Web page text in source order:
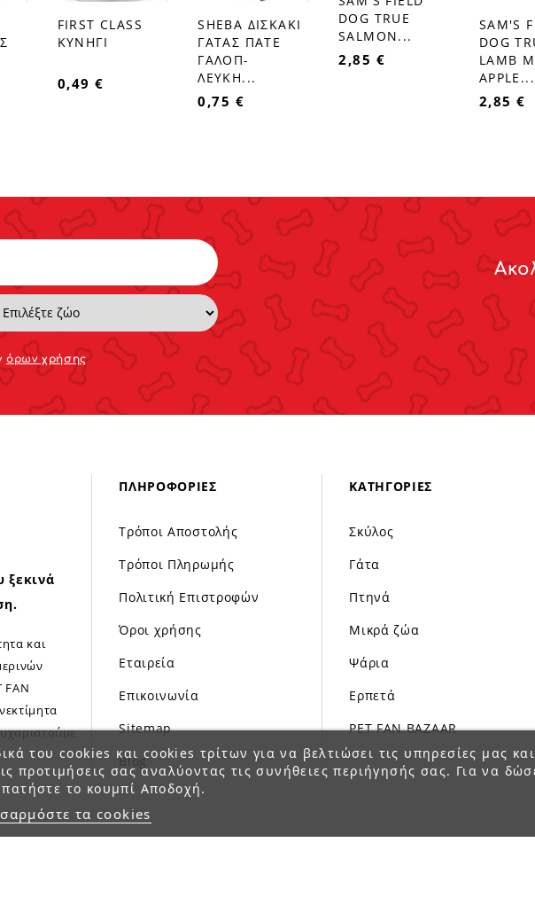
favorite_border
FIRST CLASS
ΚΥΝΗΓΙ
0,49 €
favorite_border
SHEBA ΔΙΣΚΑΚΙ
ΓΑΤΑΣ ΠΑΤΕ
ΓΑΛΟΠ-
ΛΕΥΚΗ...
0,75 €
favorite_border
DOG TRUE
SALMON...
2,85 €
favorite_border
SAM'S
DOG
LAMB
APPLE...
2,85 €
όρων χρήσης
ξεκινά
και
FAN
ΠΛΗΡΟΦΟΡΊΕΣ
Τρόποι Αποστολής
Τρόποι Πληρωμής
Πολιτική Επιστροφών
Όροι χρήσης
Εταιρεία
Επικοινωνία
Sitemap
Blog
ΚΑΤΗΓΟΡΊΕΣ
Σκύλος
Γάτα
Πτηνά
Μικρά ζώα
Ψάρια
Ερπετά
PET FAN BAZAAR
του cookies και cookies τρίτων για να βελτιώσει τις υπηρεσίες μας
προτιμήσεις σας αναλύοντας τις συνήθειες περιήγησής σας. Για να
το κουμπί Αποδοχή.
τα cookies